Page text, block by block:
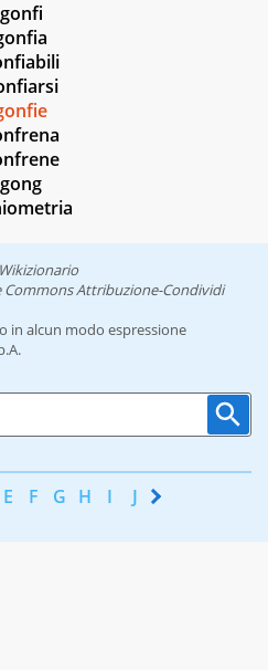
gonfi
gong
Wikizionario
Commons Attribuzione-Condividi
in alcun modo espressione
E F G H I J K